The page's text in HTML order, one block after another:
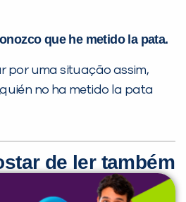
que he metido la pata.
por uma situação assim,
no ha metido la pata
de ler também